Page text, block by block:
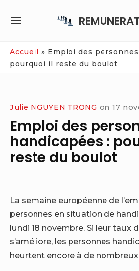
SITE
Accueil » Emploi des
pourquoi il reste du boulot
Julie NGUYEN TRONG on 17
Emploi des
handicapées :
reste du boulot
La semaine européenne de
personnes en situation de
lundi 18 novembre. Si leur taux
s’améliore, les personnes
heurtent encore à de